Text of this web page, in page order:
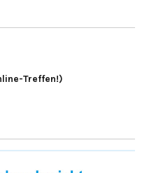
Treffen!)